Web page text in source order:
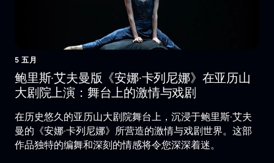
5 五月
鲍里斯·艾夫曼版《安娜·卡列尼娜》在亚历山
大剧院上演：舞台上的激情与戏剧
在历史悠久的亚历山大剧院舞台上，沉浸于鲍里斯·艾夫
曼的《安娜·卡列尼娜》所营造的激情与戏剧世界。这部
作品独特的编舞和深刻的情感将令您深深着迷。